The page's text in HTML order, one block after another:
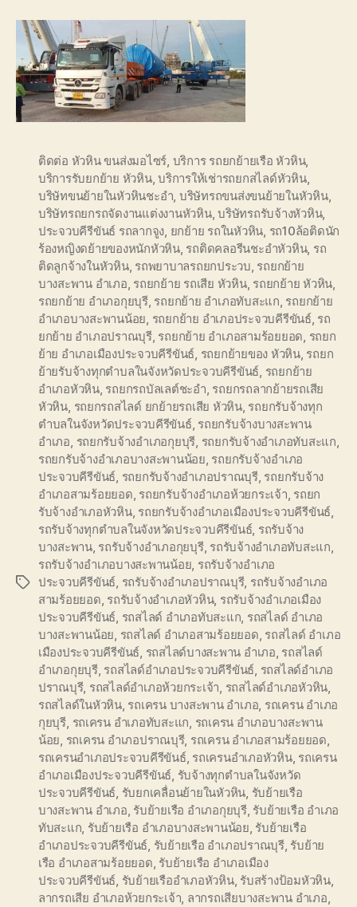
Tags
ติดต่อ หัวหิน ขนส่งมอไซร์, บริการ รถยกย้ายเรือ หัวหิน,
บริการรับยกย้าย หัวหิน,บริการให้เช่ารถยกสไลด์หัวหิน,
บริษัทขนย้ายในหัวหินชะอำ, บริษัทรถขนส่งขนย้ายในหัวหิน,
บริษัทรถยกรถจัดงานแต่งงานหัวหิน,บริษัทรถรับจ้างหัวหิน,
ประจวบคีรีขันธ์ รถลากจูง, ยกย้าย รถในหัวหิน, รถ10ล้อติดนัก
ร้องหญิงดย้ายของหนักหัวหิน, รถติดคลอรีนชะอำหัวหิน, รถ
ติดลูกจ้างในหัวหิน, รถพยาบาลรถยกประวบ, รถยกย้าย
บางสะพาน อำเภอ, รถยกย้าย รถเสีย หัวหิน, รถยกย้าย หัวหิน,
รถยกย้าย อำเภอกุยบุรี, รถยกย้าย อำเภอทับสะแก, รถยกย้าย
อำเภอบางสะพานน้อย, รถยกย้าย อำเภอประจวบคีรีขันธ์, รถ
ยกย้าย อำเภอปราณบุรี, รถยกย้าย อำเภอสามร้อยยอด, รถยก
ย้าย อำเภอเมืองประจวบคีรีขันธ์, รถยกย้ายของ หัวหิน, รถยก
ย้ายรับจ้างทุกตำบลในจังหวัดประจวบคีรีขันธ์, รถยกย้าย
อำเภอหัวหิน, รถยกรถบัลเลต์ชะอำ, รถยกรถลากย้ายรถเสีย
หัวหิน, รถยกรถสไลด์ ยกย้ายรถเสีย หัวหิน, รถยกรับจ้างทุก
ตำบลในจังหวัดประจวบคีรีขันธ์, รถยกรับจ้างบางสะพาน
อำเภอ, รถยกรับจ้างอำเภอกุยบุรี, รถยกรับจ้างอำเภอทับสะแก,
รถยกรับจ้างอำเภอบางสะพานน้อย, รถยกรับจ้างอำเภอ
ประจวบคีรีขันธ์, รถยกรับจ้างอำเภอปราณบุรี, รถยกรับจ้าง
อำเภอสามร้อยยอด, รถยกรับจ้างอำเภอห้วยกระเจ้า, รถยก
รับจ้างอำเภอหัวหิน, รถยกรับจ้างอำเภอเมืองประจวบคีรีขันธ์,
รถรับจ้างทุกตำบลในจังหวัดประจวบคีรีขันธ์, รถรับจ้าง
บางสะพาน, รถรับจ้างอำเภอกุยบุรี, รถรับจ้างอำเภอทับสะแก,
รถรับจ้างอำเภอบางสะพานน้อย, รถรับจ้างอำเภอ
ประจวบคีรีขันธ์, รถรับจ้างอำเภอปราณบุรี, รถรับจ้างอำเภอ
สามร้อยยอด, รถรับจ้างอำเภอหัวหิน, รถรับจ้างอำเภอเมือง
ประจวบคีรีขันธ์, รถสไลด์ อำเภอทับสะแก, รถสไลด์ อำเภอ
บางสะพานน้อย, รถสไลด์ อำเภอสามร้อยยอด, รถสไลด์ อำเภอ
เมืองประจวบคีรีขันธ์, รถสไลด์บางสะพาน อำเภอ, รถสไลด์
อำเภอกุยบุรี, รถสไลด์อำเภอประจวบคีรีขันธ์, รถสไลด์อำเภอ
ปราณบุรี, รถสไลด์อำเภอห้วยกระเจ้า, รถสไลด์อำเภอหัวหิน,
รถสไลด์ในหัวหิน, รถเครน บางสะพาน อำเภอ, รถเครน อำเภอ
กุยบุรี, รถเครน อำเภอทับสะแก, รถเครน อำเภอบางสะพาน
น้อย, รถเครน อำเภอปราณบุรี, รถเครน อำเภอสามร้อยยอด,
รถเครนอำเภอประจวบคีรีขันธ์, รถเครนอำเภอหัวหิน, รถเครน
อำเภอเมืองประจวบคีรีขันธ์, รับจ้างทุกตำบลในจังหวัด
ประจวบคีรีขันธ์, รับยกเคลื่อนย้ายในหัวหิน, รับย้ายเรือ
บางสะพาน อำเภอ, รับย้ายเรือ อำเภอกุยบุรี, รับย้ายเรือ อำเภอ
ทับสะแก, รับย้ายเรือ อำเภอบางสะพานน้อย, รับย้ายเรือ
อำเภอประจวบคีรีขันธ์, รับย้ายเรือ อำเภอปราณบุรี, รับย้าย
เรือ อำเภอสามร้อยยอด, รับย้ายเรือ อำเภอเมือง
ประจวบคีรีขันธ์, รับย้ายเรืออำเภอหัวหิน, รับสร้างป้อมหัวหิน,
ลากรถเสีย อำเภอห้วยกระเจ้า, ลากรถเสียบางสะพาน อำเภอ,